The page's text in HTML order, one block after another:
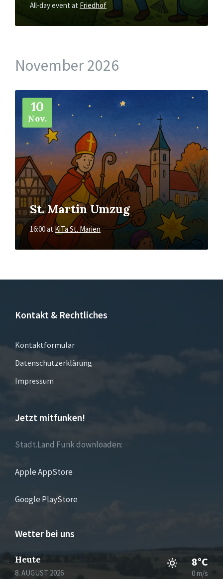
All-day eventat Friedhof
November 2026
10
Nov.
St. Martin Umzug
16:00atKiTa St. Marien
More
Kontakt & Rechtliches
Kontaktformular
Datenschutzerklärung
Impressum
Jetzt mitfunken!
Stadt.Land Funk downloaden:
Apple AppStore
Google PlayStore
Wetter bei uns
Heute
8. AUGUST 2026
8°C
0 m/s